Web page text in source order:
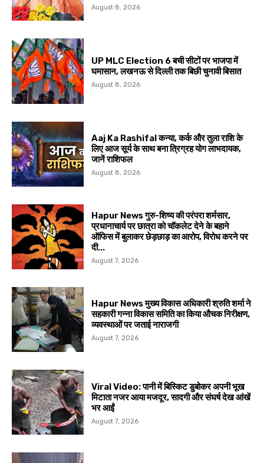
August 8, 2026
UP MLC Election 6 बची सीटों पर भाजपा में
घमासान, लखनऊ से दिल्ली तक बिछी चुनावी बिसात
August 8, 2026
Aaj Ka Rashifal कन्या, कर्क और तुला राशि के
लिए आज सूर्य के साथ बना त्रिग्रह योग लाभदायक,
जानें राशिफल
August 8, 2026
Hapur News गुरु-शिष्य की परंपरा शर्मसार,
प्रधानाचार्य पर छात्रा को चॉकलेट देने के बहाने
ऑफिस में बुलाकर छेड़छाड़ का आरोप, विरोध करने पर
दी...
August 7, 2026
Hapur News मुख्य विकास अधिकारी श्रुति शर्मा ने
सहकारी गन्ना विकास समिति का किया औचक निरीक्षण,
व्यवस्थाओं पर जताई नाराजगी
August 7, 2026
Viral Video: पानी में बिस्किट डुबोकर अपनी भूख
मिटाता नजर आया मजदूर, सादगी और संघर्ष देख आंखें
भर आईं
August 7, 2026